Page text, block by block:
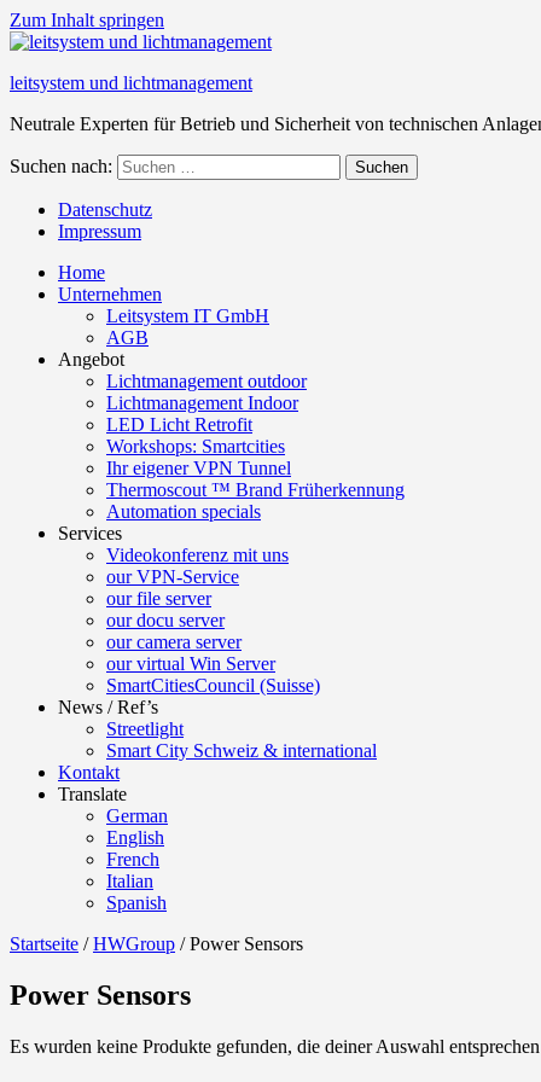
Zum Inhalt springen
leitsystem und lichtmanagement
Neutrale Experten für Betrieb und Sicherheit von technischen
Suchen nach: Suchen
Datenschutz
Impressum
Home
Unternehmen
Leitsystem IT GmbH
AGB
Angebot
Lichtmanagement outdoor
Lichtmanagement Indoor
LED Licht Retrofit
Workshops: Smartcities
Ihr eigener VPN Tunnel
Thermoscout ™ Brand Früherkennung
Automation specials
Services
Videokonferenz mit uns
our VPN-Service
our file server
our docu server
our camera server
our virtual Win Server
SmartCitiesCouncil (Suisse)
News / Ref’s
Streetlight
Smart City Schweiz & international
Kontakt
Translate
German
English
French
Italian
Spanish
Startseite /HWGroup / Power Sensors
Power Sensors
Es wurden keine Produkte gefunden, die deiner Auswahl